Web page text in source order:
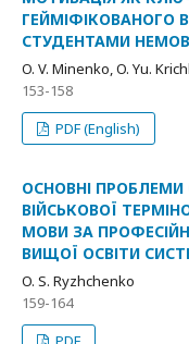
ГЕЙМІФІКОВАНОГО
СТУДЕНТАМИ
O. V. Minenko, O. Yu.
153-158
PDF (English)
ОСНОВНІ
ВІЙСЬКОВОЇ
МОВИ ЗА
ВИЩОЇ ОСВІТИ
O. S. Ryzhchenko
159-164